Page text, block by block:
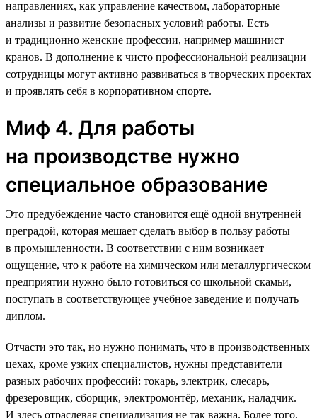
направлениях, как управление качеством, лабораторные
анализы и развитие безопасных условий работы. Есть
и традиционно женские профессии, например машинист
кранов. В дополнение к чисто профессиональной реализации
сотрудницы могут активно развиваться в творческих проектах
и проявлять себя в корпоративном спорте.
Миф 4. Для работы
на производстве нужно
специальное образование
Это предубеждение часто становится ещё одной внутренней
преградой, которая мешает сделать выбор в пользу работы
в промышленности. В соответствии с ним возникает
ощущение, что к работе на химическом или металлургическом
предприятии нужно было готовиться со школьной скамьи,
поступать в соответствующее учебное заведение и получать
диплом.
Отчасти это так, но нужно понимать, что в производственных
цехах, кроме узких специалистов, нужны представители
разных рабочих профессий: токарь, электрик, слесарь,
фрезеровщик, сборщик, электромонтёр, механик, наладчик.
И здесь отраслевая специализация не так важна. Более того,